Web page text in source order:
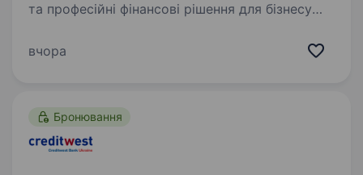
та професійні фінансові рішення для бізнесу
та наразі посідаємо 8 місце серед банків
вчора
Бронювання